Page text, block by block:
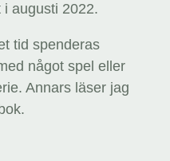
augusti 2022.
tid spenderas
något spel eller
Annars läser jag